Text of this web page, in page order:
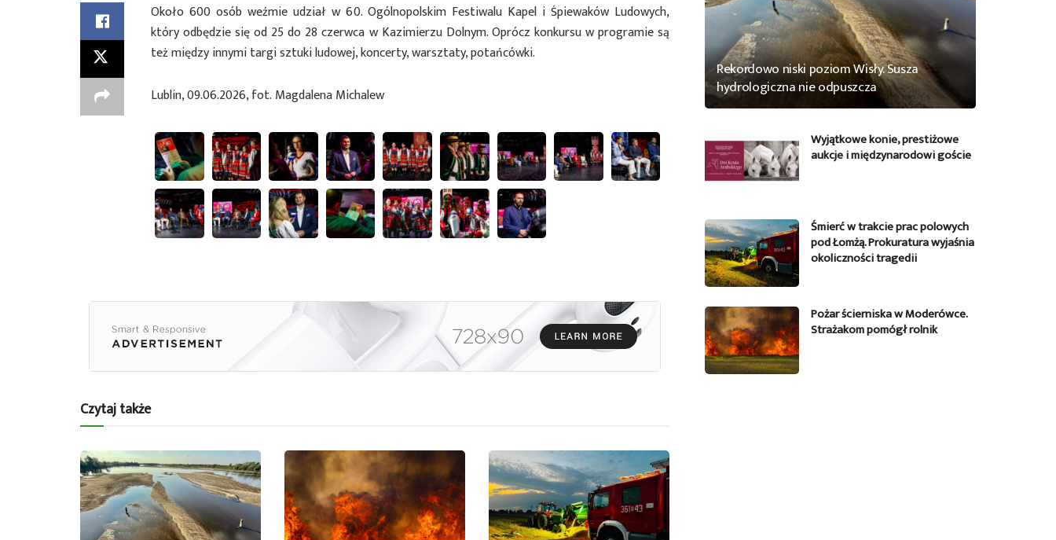
Około 600 osób weźmie udział w 60. Ogólnopolskim Festiwalu Kapel i Śpiewaków Ludowych,
który odbędzie się od 25 do 28 czerwca w Kazimierzu Dolnym. Oprócz konkursu w programie są
też między innymi targi sztuki ludowej, koncerty, warsztaty, potańcówki.
Lublin, 09.06.2026, fot. Magdalena Michalew
Czytaj także
Rekordowo niski poziom Wisły. Susza
hydrologiczna nie odpuszcza
Wyjątkowe konie, prestiżowe
aukcje i międzynarodowi goście
Śmierć w trakcie prac polowych
pod Łomżą. Prokuratura wyjaśnia
okoliczności tragedii
Pożar ścierniska w Moderówce.
Strażakom pomógł rolnik